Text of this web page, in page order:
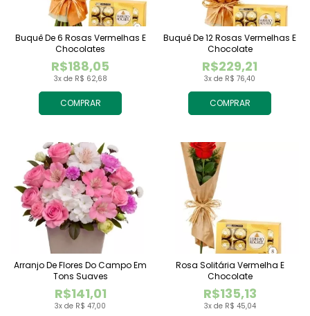
COMPRAR
3x de R$ 62,68
R$188,05
Buquê De 6 Rosas Vermelhas E
Chocolates
COMPRAR
3x de R$ 76,40
R$229,21
Buquê De 12 Rosas Vermelhas E
Chocolate
3x de R$ 47,00
R$141,01
Arranjo De Flores Do Campo Em
Tons Suaves
3x de R$ 45,04
R$135,13
Rosa Solitária Vermelha E
Chocolate